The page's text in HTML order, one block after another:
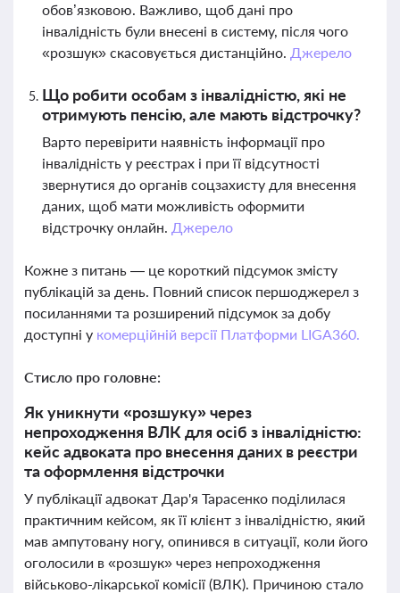
обов’язковою. Важливо, щоб дані про
інвалідність були внесені в систему, після чого
«розшук» скасовується дистанційно. Джерело
Що робити особам з інвалідністю, які не
отримують пенсію, але мають відстрочку?
Варто перевірити наявність інформації про
інвалідність у реєстрах і при її відсутності
звернутися до органів соцзахисту для внесення
даних, щоб мати можливість оформити
відстрочку онлайн. Джерело
Кожне з питань — це короткий підсумок змісту
публікацій за день. Повний список першоджерел з
посиланнями та розширений підсумок за добу
доступні у комерційній версії Платформи LIGA360.
Стисло про головне:
Як уникнути «розшуку» через
непроходження ВЛК для осіб з інвалідністю:
кейс адвоката про внесення даних в реєстри
та оформлення відстрочки
У публікації адвокат Дар'я Тарасенко поділилася
практичним кейсом, як її клієнт з інвалідністю, який
мав ампутовану ногу, опинився в ситуації, коли його
оголосили в «розшук» через непроходження
військово-лікарської комісії (ВЛК). Причиною стало